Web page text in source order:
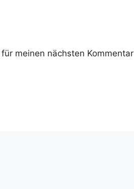
meinen nächsten Kommentar